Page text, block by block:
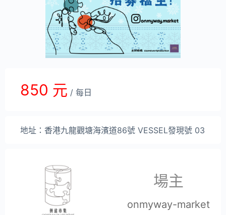
850 元 / 每日
地址：香港九龍觀塘海濱道86號 VESSEL發現號 03
場主
onmyway-market